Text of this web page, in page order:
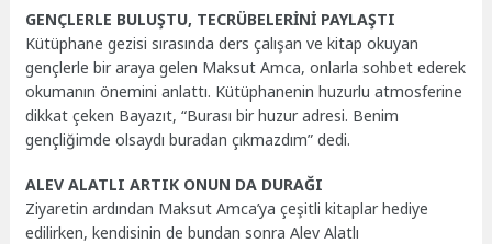
GENÇLERLE BULUŞTU, TECRÜBELERİNİ PAYLAŞTI
Kütüphane gezisi sırasında ders çalışan ve kitap okuyan
gençlerle bir araya gelen Maksut Amca, onlarla sohbet ederek
okumanın önemini anlattı. Kütüphanenin huzurlu atmosferine
dikkat çeken Bayazıt, “Burası bir huzur adresi. Benim
gençliğimde olsaydı buradan çıkmazdım” dedi.
ALEV ALATLI ARTIK ONUN DA DURAĞI
Ziyaretin ardından Maksut Amca’ya çeşitli kitaplar hediye
edilirken, kendisinin de bundan sonra Alev Alatlı